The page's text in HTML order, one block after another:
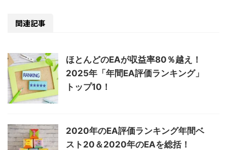
関連記事
ほとんどのEAが収益率80％越え！
2025年「年間EA評価ランキング」
トップ10！
2020年のEA評価ランキング年間ベ
スト20＆2020年のEAを総括！